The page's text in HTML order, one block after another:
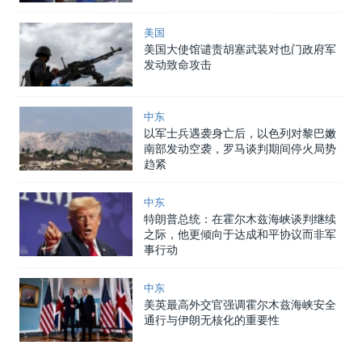
美国
美国大使馆谴责胡塞武装对也门政府军
发动致命攻击
中东
以军士兵遇袭身亡后，以色列对黎巴嫩
南部发动空袭，罗马谈判期间停火局势
趋紧
中东
特朗普总统：在霍尔木兹海峡谈判继续
之际，他更倾向于达成和平协议而非军
事行动
中东
美英最高外交官强调霍尔木兹海峡安全
通行与伊朗无核化的重要性